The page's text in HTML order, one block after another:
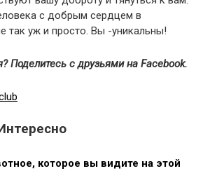
с добрым сердцем в
так уж и просто. Вы -уникальны!
Поделитесь с друзьями на Facebook.
которое вы видите на этой